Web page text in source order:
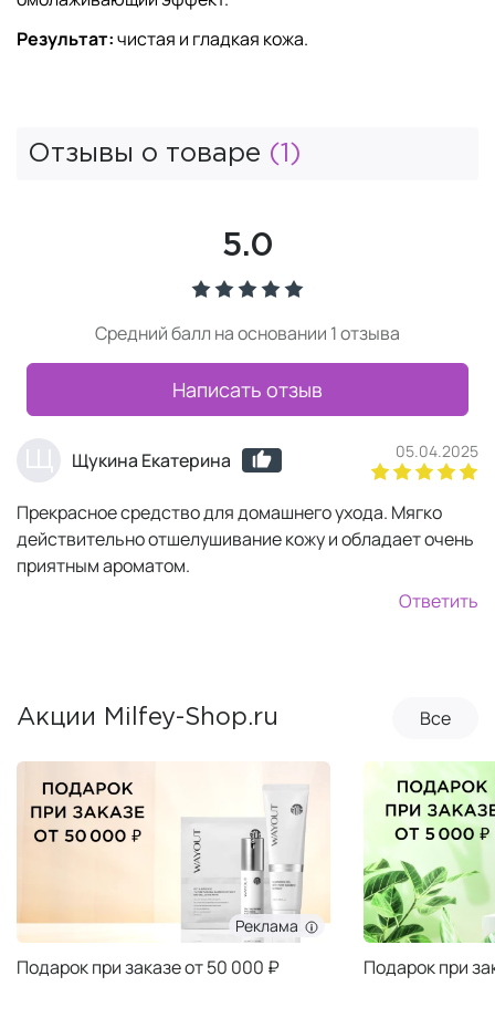
Результат:чистая и гладкая кожа.
Отзывы о товаре (1)
5.0
Средний балл на основании 1 отзыва
Написать отзыв
Щукина Екатерина 05.04.2025
Прекрасное средство для домашнего ухода. Мягко
действительно отшелушивание кожу и обладает очень
приятным ароматом.
Ответить
Акции Milfey-Shop.ru Все
Реклама
Подарок при заказе от 50 000 ₽ Подарок при